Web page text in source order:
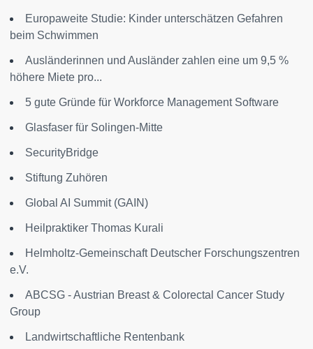
Europaweite Studie: Kinder unterschätzen Gefahren
beim Schwimmen
Ausländerinnen und Ausländer zahlen eine um 9,5 %
höhere Miete pro...
5 gute Gründe für Workforce Management Software
Glasfaser für Solingen-Mitte
SecurityBridge
Stiftung Zuhören
Global AI Summit (GAIN)
Heilpraktiker Thomas Kurali
Helmholtz-Gemeinschaft Deutscher Forschungszentren
e.V.
ABCSG - Austrian Breast & Colorectal Cancer Study
Group
Landwirtschaftliche Rentenbank